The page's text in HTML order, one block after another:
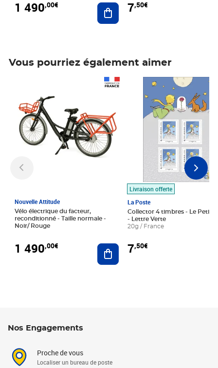
1 490,00€ Ajouter au panier
7,50€
Vous pourriez également aimer
Nouvelle Attitude
Vélo électrique du facteur,
reconditionné - Taille normale -
Noir/ Rouge
1 490,00€ Ajouter au panier
Livraison offerte
La Poste
Collector 4 timbres - Le Petit
- Lettre Verte
20g / France
7,50€
Prix 7,50€
Nos Engagements
Proche de vous
Localiser un bureau de poste